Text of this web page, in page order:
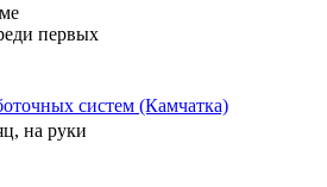
первых
систем (Камчатка)
на руки